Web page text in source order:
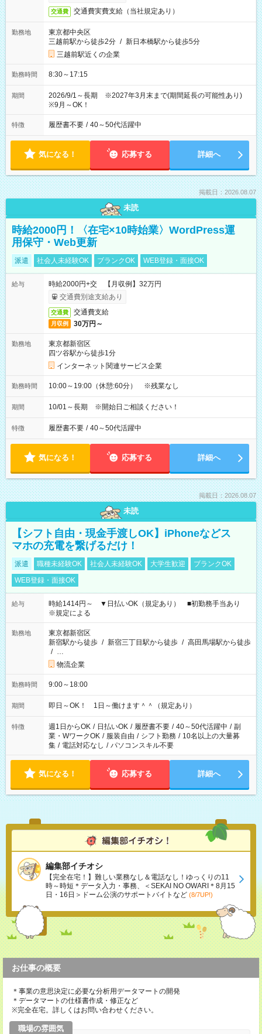
交通費 交通費実費支給（当社規定あり）
勤務地
東京都中央区
三越前駅から徒歩2分 / 新日本橋駅から徒歩5分
三越前駅近くの企業
勤務時間 8:30～17:15
期間
2026/9/1～長期 ※2027年3月末まで(期間延長の可能性あり)
※9月～OK！
特徴 履歴書不要 / 40～50代活躍中
気になる！ 応募する 詳細へ
掲載日：2026.08.07
未読
時給2000円！〈在宅×10時始業〉WordPress運
用保守・Web更新
派遣 社会人未経験OK ブランクOK WEB登録・面接OK
給与
時給2000円+交 【月収例】32万円
交通費別途支給あり
交通費 交通費支給
月収例 30万円～
勤務地
東京都新宿区
四ツ谷駅から徒歩1分
インターネット関連サービス企業
勤務時間 10:00～19:00（休憩:60分） ※残業なし
期間 10/01～長期 ※開始日ご相談ください！
特徴 履歴書不要 / 40～50代活躍中
気になる！ 応募する 詳細へ
掲載日：2026.08.07
未読
【シフト自由・現金手渡しOK】iPhoneなどス
マホの充電を繋げるだけ！
派遣 職種未経験OK 社会人未経験OK 大学生歓迎
ブランクOK
WEB登録・面接OK
給与
時給1414円～ ▼日払いOK（規定あり） ■初勤務手当あり
※規定による
勤務地
東京都新宿区
新宿駅から徒歩 / 新宿三丁目駅から徒歩 / 高田馬場駅から徒歩
/ …
物流企業
勤務時間 9:00～18:00
期間 即日～OK！ 1日～働けます＾＾（規定あり）
特徴 週1日からOK / 日払いOK / 履歴書不要 / 40～50代活躍中 / 副
業・WワークOK / 服装自由 / シフト勤務 / 10名以上の大量募
集 / 電話対応なし / パソコンスキル不要
気になる！ 応募する 詳細へ
編集部イチオシ
【完全在宅！】難しい業務なし＆電話なし！ゆっくりの11
時～時短＊データ入力・事務、＜SEKAI NO OWARI＊8月15
日・16日＞ドーム公演のサポートバイトなど (8/7UP!)
お仕事の概要
＊事業の意思決定に必要な分析用データマートの開発
＊データマートの仕様書作成・修正など
※完全在宅。詳しくはお問い合わせください。
職場の雰囲気